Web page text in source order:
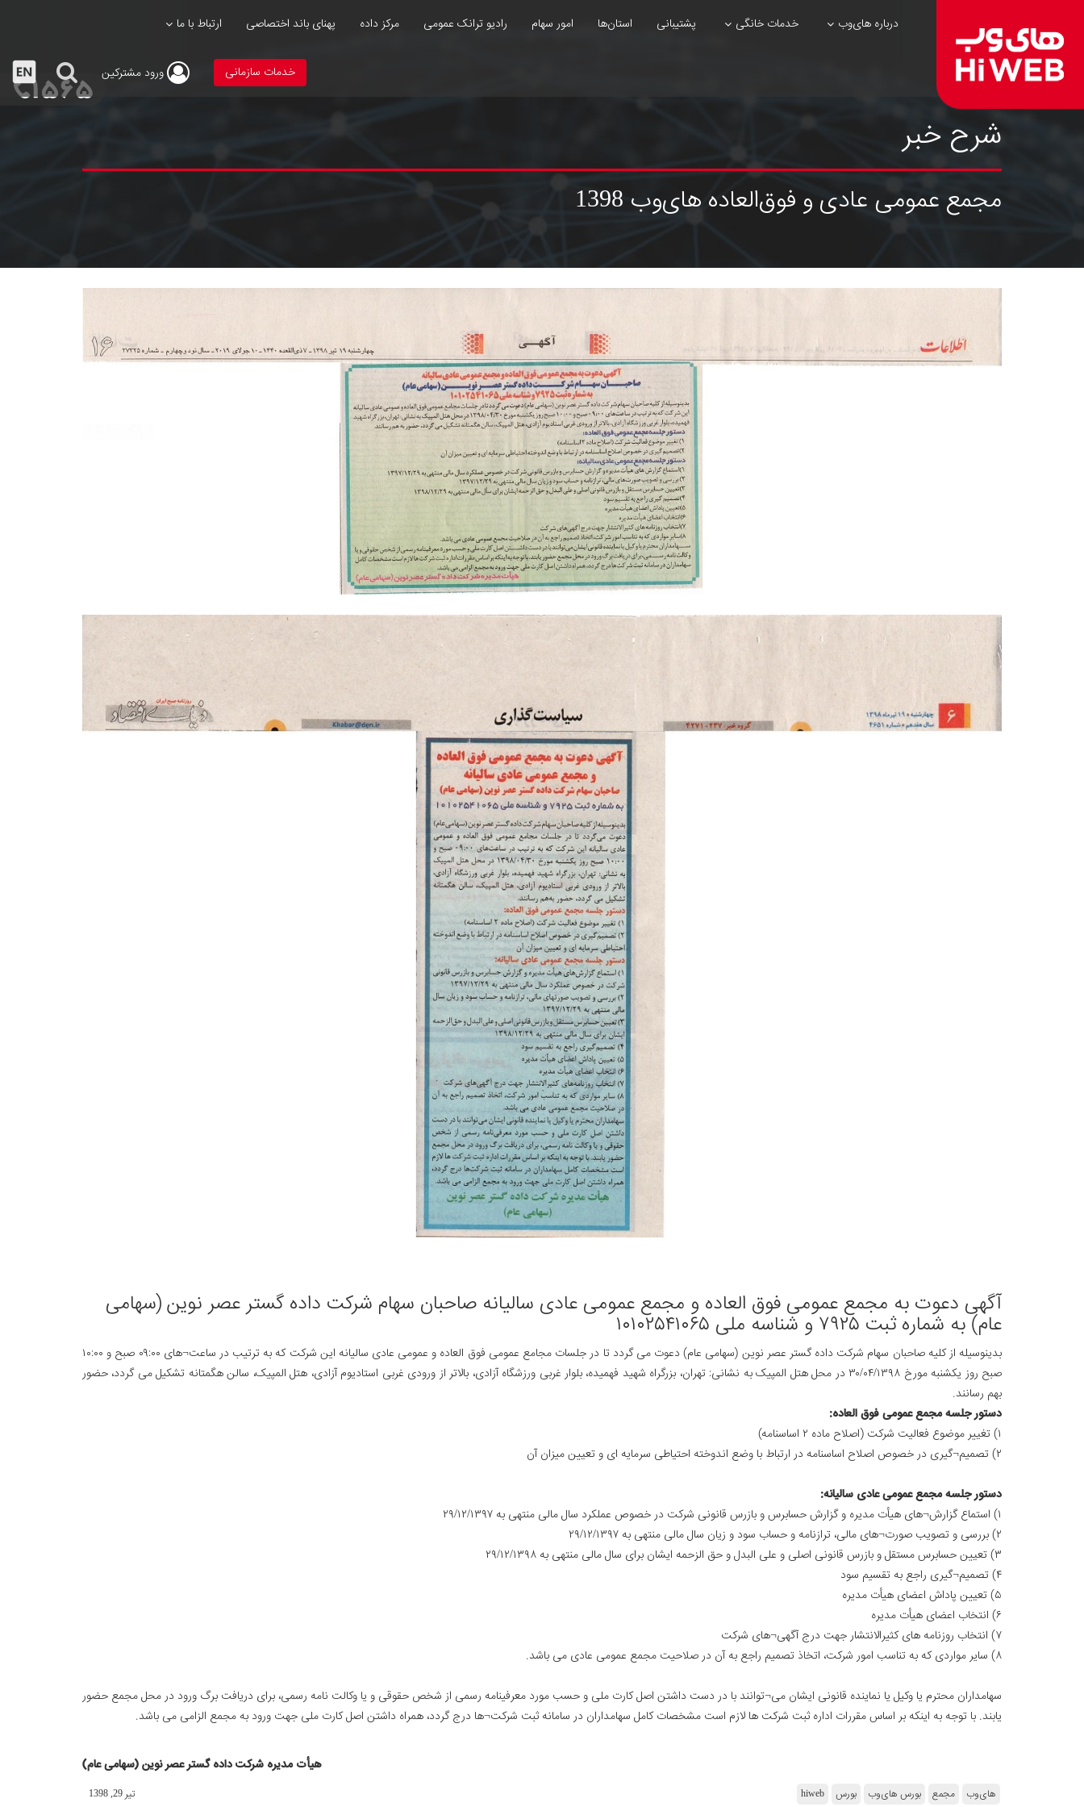
درباره های‌وب خدمات خانگی پشتیبانی استان‌ها امور سهام رادیو ترانک عمومی مرکز داده پهنای باند اختصاصی ارتباط با ما
ورود مشترکین خدمات سازمانی
شرح خبر
مجمع عمومی عادی و فوق‌العاده های‌وب 1398
آگهی دعوت به مجمع عمومی فوق العاده و مجمع عمومی عادی سالیانه صاحبان سهام شرکت داده گستر عصر نوین (سهامی
عام) به شماره ثبت ۷۹۲۵ و شناسه ملی ۱۰۱۰۲۵۴۱۰۶۵
بدینوسیله از کلیه صاحبان سهام شرکت داده گستر عصر نوین (سهامی عام) دعوت می گردد تا در جلسات مجامع عمومی فوق العاده و عمومی عادی سالیانه این شرکت که به ترتیب در ساعت¬های ۰۹:۰۰ صبح و ۱۰:۰۰
صبح روز یکشنبه مورخ ۳۰/۰۴/۱۳۹۸ در محل هتل المپیک به نشانی: تهران، بزرگراه شهید فهمیده، بلوار غربی ورزشگاه آزادی، بالاتر از ورودی غربی استادیوم آزادی، هتل المپیک، سالن هگمتانه تشکیل می گردد، حضور
بهم رسانند.
دستور جلسه مجمع عمومی فوق العاده:
۱) تغییر موضوع فعالیت شرکت (اصلاح ماده ۲ اساسنامه)
۲) تصمیم¬گیری در خصوص اصلاح اساسنامه در ارتباط با وضع اندوخته احتیاطی سرمایه ای و تعیین میزان آن
دستور جلسه مجمع عمومی عادی سالیانه:
۱) استماع گزارش¬های هیأت مدیره و گزارش حسابرس و بازرس قانونی شرکت در خصوص عملکرد سال مالی منتهی به ۲۹/۱۲/۱۳۹۷
۲) بررسی و تصویب صورت¬های مالی، ترازنامه و حساب سود و زیان سال مالی منتهی به ۲۹/۱۲/۱۳۹۷
۳) تعیین حسابرس مستقل و بازرس قانونی اصلی و علی البدل و حق الزحمه ایشان برای سال مالی منتهی به ۲۹/۱۲/۱۳۹۸
۴) تصمیم¬گیری راجع به تقسیم سود
۵) تعیین پاداش اعضای هیأت مدیره
۶) انتخاب اعضای هیأت مدیره
۷) انتخاب روزنامه های کثیرالانتشار جهت درج آگهی¬های شرکت
۸) سایر مواردی که به تناسب امور شرکت، اتخاذ تصمیم راجع به آن در صلاحیت مجمع عمومی عادی می باشد.
سهامداران محترم یا وکیل یا نماینده قانونی ایشان می¬توانند با در دست داشتن اصل کارت ملی و حسب مورد معرفینامه رسمی از شخص حقوقی و یا وکالت نامه رسمی، برای دریافت برگ ورود در محل مجمع حضور
یابند. با توجه به اینکه بر اساس مقررات اداره ثبت شرکت ها لازم است مشخصات کامل سهامداران در سامانه ثبت شرکت¬ها درج گردد، همراه داشتن اصل کارت ملی جهت ورود به مجمع الزامی می باشد.
هیأت مدیره شرکت داده گستر عصر نوین (سهامی عام)
های‌وب مجمع بورس های‌وب بورس hiweb تير 29, 1398